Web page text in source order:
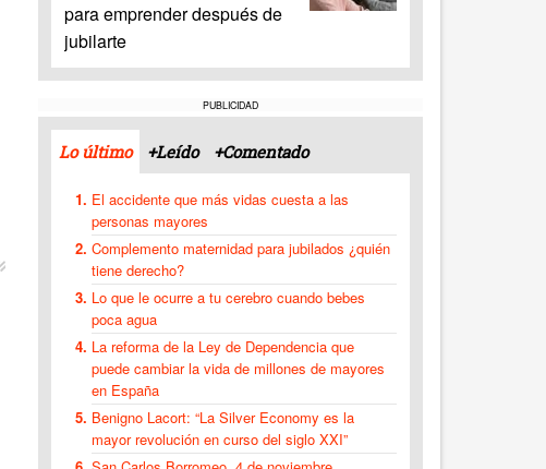
para emprender después de
jubilarte
PUBLICIDAD
Lo último +Leído +Comentado
El accidente que más vidas cuesta a las
personas mayores
Complemento maternidad para jubilados ¿quién
tiene derecho?
Lo que le ocurre a tu cerebro cuando bebes
poca agua
La reforma de la Ley de Dependencia que
puede cambiar la vida de millones de mayores
en España
Benigno Lacort: “La Silver Economy es la
mayor revolución en curso del siglo XXI”